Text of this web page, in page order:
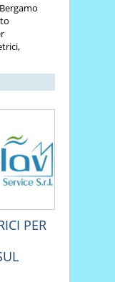
PER